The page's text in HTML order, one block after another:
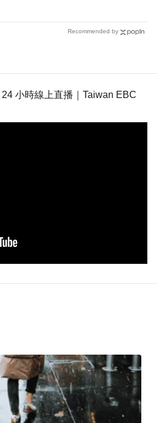
Recommended by
小時線上直播｜Taiwan EBC